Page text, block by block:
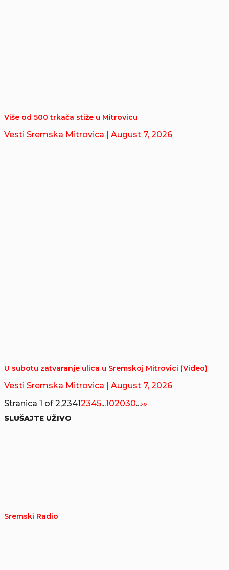
Više od 500 trkača stiže u Mitrovicu
Vesti Sremska Mitrovica | August 7, 2026
U subotu zatvaranje ulica u Sremskoj Mitrovici (Video)
Vesti Sremska Mitrovica
| August 7, 2026
Stranica 1 of 2,23412345...102030...›»
SLUŠAJTE UŽIVO
Sremski Radio